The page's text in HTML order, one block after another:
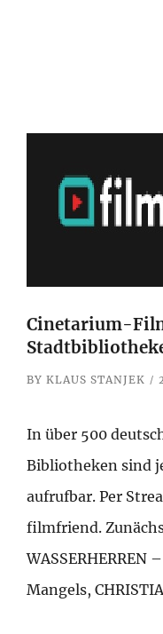
Cinetarium-
BY KLAUS STANJEK
In über 500
Bibliotheken sind
aufrufbar. Per
filmfriend.
Mangels,